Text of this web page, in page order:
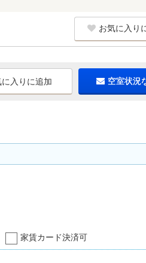
お気に入り
に入りに追加 空室状況
家賃カード決済可